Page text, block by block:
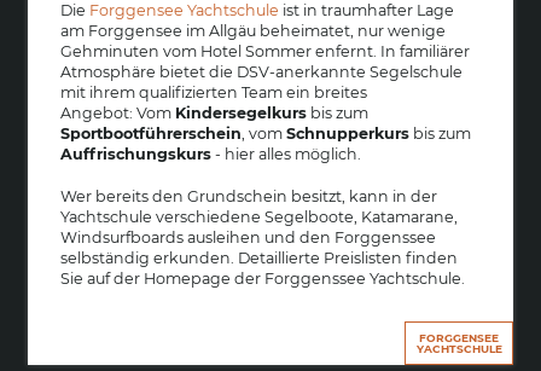
Die Forggensee Yachtschule ist in traumhafter Lage
am Forggensee im Allgäu beheimatet, nur wenige
Gehminuten vom Hotel Sommer enfernt. In familiärer
Atmosphäre bietet die DSV-anerkannte Segelschule
mit ihrem qualifizierten Team ein breites
Angebot: Vom Kindersegelkursbis zum
Sportbootführerschein, vom Schnupperkursbis zum
Auffrischungskurs- hier alles möglich.
Wer bereits den Grundschein besitzt, kann in der
Yachtschule verschiedene Segelboote, Katamarane,
Windsurfboards ausleihen und den Forggenssee
selbständig erkunden. Detaillierte Preislisten finden
Sie auf der Homepage der Forggenssee Yachtschule.
FORGGENSEE
YACHTSCHULE